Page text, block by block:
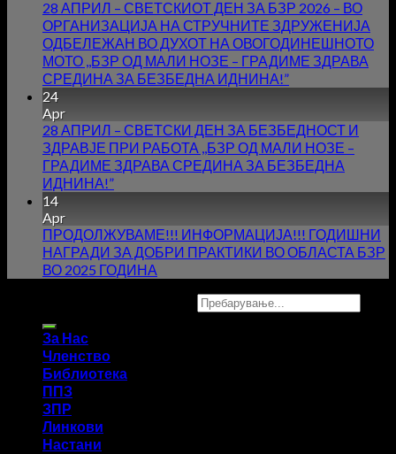
28 АПРИЛ – СВЕТСКИОТ ДЕН ЗА БЗР 2026 – ВО
ОРГАНИЗАЦИЈА НА СТРУЧНИТЕ ЗДРУЖЕНИЈА
ОДБЕЛЕЖАН ВО ДУХОТ НА ОВОГОДИНЕШНОТО
МОТО ,,БЗР ОД МАЛИ НОЗЕ – ГРАДИМЕ ЗДРАВА
СРЕДИНА ЗА БЕЗБЕДНА ИДНИНА!”
24
Apr
28 АПРИЛ – СВЕТСКИ ДЕН ЗА БЕЗБЕДНОСТ И
ЗДРАВЈЕ ПРИ РАБОТА ,,БЗР ОД МАЛИ НОЗЕ –
ГРАДИМЕ ЗДРАВА СРЕДИНА ЗА БЕЗБЕДНА
ИДНИНА!”
14
Apr
ПРОДОЛЖУВАМЕ!!! ИНФОРМАЦИЈА!!! ГОДИШНИ
НАГРАДИ ЗА ДОБРИ ПРАКТИКИ ВО ОБЛАСТА БЗР
ВО 2025 ГОДИНА
За Нас
Членство
Библиотека
ППЗ
ЗПР
Линкови
Настани